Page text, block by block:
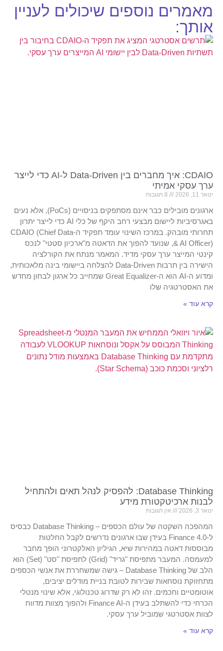
מאמרים נוספים שיכולים לעניין
אותך:
CDAIO: איך מחברים בין Data-Driven ל-AI כדי לייצר
ערך עסקי אמיתי
ינואר 11, 2026
ארגונים מובילים כבר אינם מסתפקים בניסויים (PoCs), אלא נעים
באגרסיביות ליישום מבצעי רחב היקף של כלי AI כדי לייצר יתרון
תחרותי מובהק. במרכז השינוי עומד תפקיד ה-CDAIO (Chief Data
& AI Officer), שנועד להפוך את הדאטה מ"ארכיון סטטי" לנכס
קינטי המייצר ערך עסקי מדיד. המאמר מנתח את הקורלציה
הישירה בין תרבות Data-Driven להצלחה ביישומי בינה מלאכותית,
ומדוע ה-AI הוא ה-Great Equalizer שמחייב כל ארגון לבחון מחדש
את האסטרטגיה שלו
קרא עוד »
Database Thinking: להפסיק לנהל תאים ולהתחיל
לבנות ארכיטקטורת מידע
ינואר 3, 2026 אין תגובות
המהפכה השקטה של עולם הכספים – Database Thinking כבסיס
ל-Finance 4.0 בעידן שבו ארגונים נדרשים לקבל החלטות
מבוססות דאטה במהירות שיא, הגיליון האלקטרוני הופך מחבר
למעמסה. המעבר מתפיסת "גריד" (Grid) לתפיסת "סט" (Set) הוא
הלב של Database Thinking – גישה שמשחררת את אנשי הכספים
מתחזוקת נוסחאות שבירות לטובת בניית מודלים יציבים,
אוטומטיים וחכמים. זהו לא רק שדרוג טכנולוגי, אלא שינוי מנטלי
הכרחי כדי להשתלב בעידן ה-Finance AI ולהפוך מצוות מדווח
לצוות אסטרטגי שמוביל ערך עסקי.
קרא עוד »